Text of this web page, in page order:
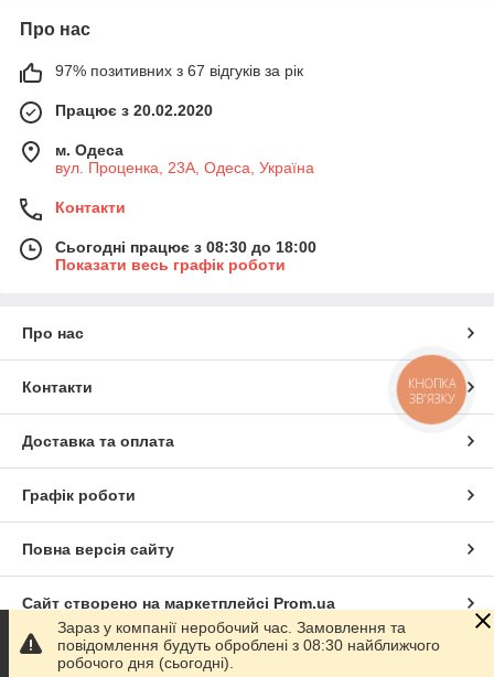
Про нас
97% позитивних з 67 відгуків за рік
Працює з 20.02.2020
м. Одеса
вул. Проценка, 23А, Одеса, Україна
Контакти
Сьогодні працює з 08:30 до 18:00
Показати весь графік роботи
Про нас
Контакти
Доставка та оплата
Графік роботи
Повна версія сайту
Сайт створено на маркетплейсі Prom.ua
Політика конфіденційності
Зараз у компанії неробочий час. Замовлення та
повідомлення будуть оброблені з 08:30 найближчого
робочого дня (сьогодні).
КНОПКА
ЗВ'ЯЗКУ